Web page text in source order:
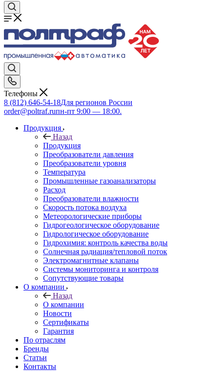
Телефоны
8 (812) 646-54-18Для регионов России
order@poltraf.ruпн-пт 9:00 — 18:00.
Продукция
Назад
Продукция
Преобразователи давления
Преобразователи уровня
Температура
Промышленные газоанализаторы
Расход
Преобразователи влажности
Скорость потока воздуха
Метеорологические приборы
Гидрогеологическое оборудование
Гидрологическое оборудование
Гидрохимия: контроль качества воды
Солнечная радиация/тепловой поток
Электромагнитные клапаны
Системы мониторинга и контроля
Сопутствующие товары
О компании
Назад
О компании
Новости
Сертификаты
Гарантия
По отраслям
Бренды
Статьи
Контакты